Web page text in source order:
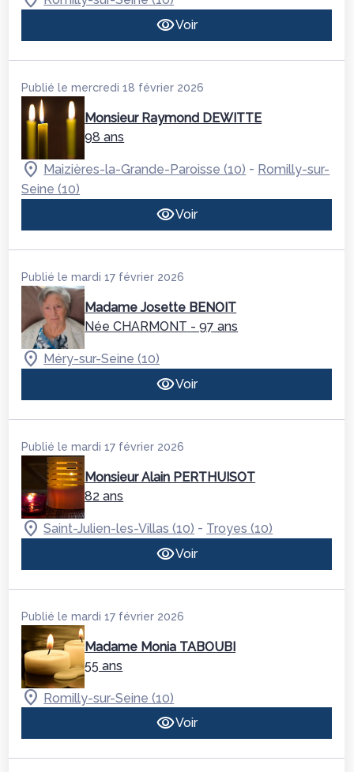
Voir
Publié le mercredi 18 février 2026
Monsieur Raymond DEWITTE
98 ans
Maizières-la-Grande-Paroisse (10) - Romilly-sur-
Seine (10)
Voir
Publié le mardi 17 février 2026
Madame Josette BENOIT
Née CHARMONT - 97 ans
Méry-sur-Seine (10)
Voir
Publié le mardi 17 février 2026
Monsieur Alain PERTHUISOT
82 ans
Saint-Julien-les-Villas (10) - Troyes (10)
Voir
Publié le mardi 17 février 2026
Madame Monia TABOUBI
55 ans
Romilly-sur-Seine (10)
Voir